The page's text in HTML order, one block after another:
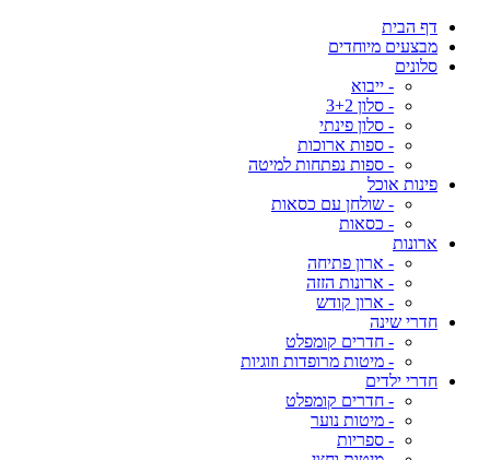
דף הבית
מבצעים מיוחדים
סלונים
- ייבוא
- סלון 3+2
- סלון פינתי
- ספות ארוכות
- ספות נפתחות למיטה
פינות אוכל
- שולחן עם כסאות
- כסאות
ארונות
- ארון פתיחה
- ארונות הזזה
- ארון קודש
חדרי שינה
- חדרים קומפלט
- מיטות מרופדות וזוגיות
חדרי ילדים
- חדרים קומפלט
- מיטות נוער
- ספריות